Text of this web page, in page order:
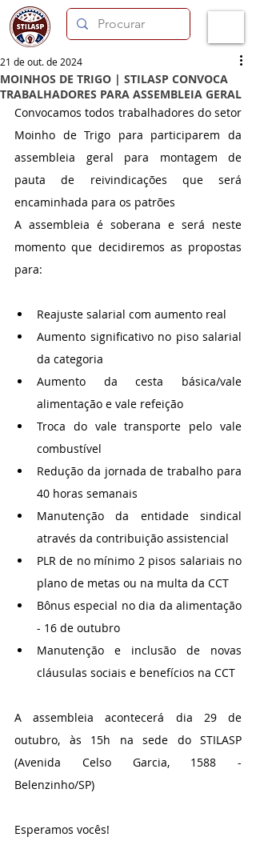
MOINHOS DE TRIGO | STILASP CONVOCA
TRABALHADORES PARA ASSEMBLEIA GERAL
21 de out. de 2024
Convocamos todos trabalhadores do setor
Moinho de Trigo para participarem da
assembleia geral para montagem de
pauta de reivindicações que será
encaminhada para os patrões
A assembleia é soberana e será neste
momento que decidiremos as propostas
para:
Reajuste salarial com aumento real
Aumento significativo no piso salarial
da categoria
Aumento da cesta básica/vale
alimentação e vale refeição
Troca do vale transporte pelo vale
combustível
Redução da jornada de trabalho para
40 horas semanais
Manutenção da entidade sindical
através da contribuição assistencial
PLR de no mínimo 2 pisos salariais no
plano de metas ou na multa da CCT
Bônus especial no dia da alimentação
- 16 de outubro
Manutenção e inclusão de novas
cláusulas sociais e benefícios na CCT
A assembleia acontecerá dia 29 de
outubro, às 15h na sede do STILASP
(Avenida Celso Garcia, 1588 -
Belenzinho/SP)
Esperamos vocês!